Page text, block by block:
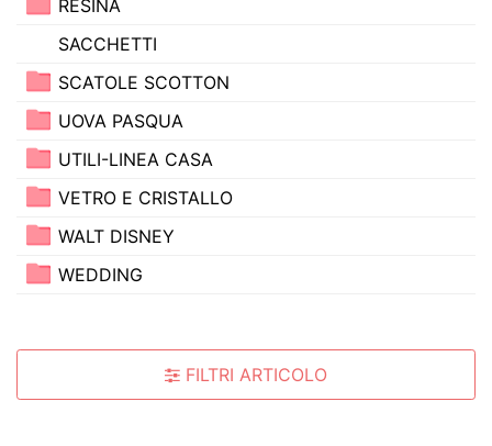
RESINA
SACCHETTI
SCATOLE SCOTTON
UOVA PASQUA
UTILI-LINEA CASA
VETRO E CRISTALLO
WALT DISNEY
WEDDING
FILTRI ARTICOLO